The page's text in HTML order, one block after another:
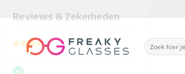
naar
Zoeken
naar: